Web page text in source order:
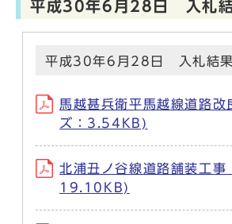
平成30年6月28日 入札
平成30年6月28日 入札結果
馬越甚兵衛平馬越線道路改
ズ：3.54KB)
北浦丑ノ谷線道路舗装工事
19.10KB)